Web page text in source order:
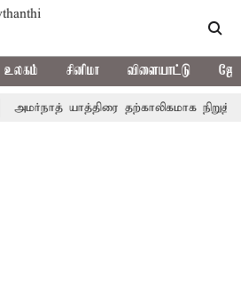
உலகம் சினிமா விளையாட்டு
யாத்திரை தற்காலிகமாக நிறுத்தம்